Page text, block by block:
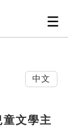
中文
文學主